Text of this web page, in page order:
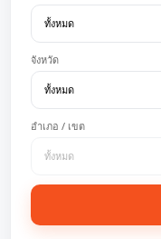
จังหวัด
อำเภอ / เขต